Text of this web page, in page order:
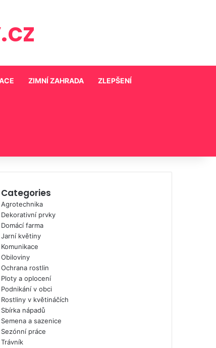
ZIMNÍ ZAHRADA ZLEPŠENÍ
Categories
Agrotechnika
Dekorativní prvky
Domácí farma
Jarní květiny
Komunikace
Obiloviny
Ochrana rostlin
Ploty a oplocení
Podnikání v obci
Rostliny v květináčích
Sbírka nápadů
Semena a sazenice
Sezónní práce
Trávník